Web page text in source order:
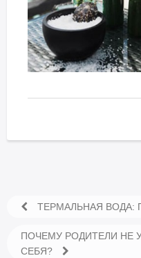
ТЕРМАЛЬНАЯ
ПОЧЕМУ РОДИТЕЛИ НЕ
СЕБЯ?